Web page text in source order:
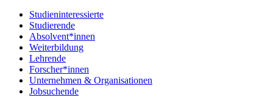
Studieninteressierte
Studierende
Absolvent*innen
Weiterbildung
Lehrende
Forscher*innen
Unternehmen & Organisationen
Jobsuchende